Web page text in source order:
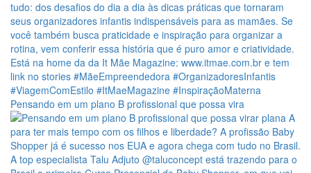
Pensando em um plano B profissional que possa vira